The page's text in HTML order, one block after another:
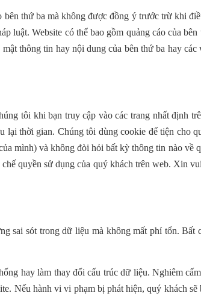
thứ ba mà không được đồng ý trước trừ khi
luật. Website có thể bao gồm quảng cáo của
thông tin hay nội dung của bên thứ ba hay các
tôi khi bạn truy cập vào các trang nhất định
lại thời gian. Chúng tôi dùng cookie để tiện cho
mình) và không đòi hỏi bất kỳ thông tin nào về
quyền sử dụng của quý khách trên web. Xin
sai sót trong dữ liệu mà không mất phí tổn. Bất
hay làm thay đổi cấu trúc dữ liệu. Nghiêm
Nếu hành vi vi phạm bị phát hiện, quý khách sẽ